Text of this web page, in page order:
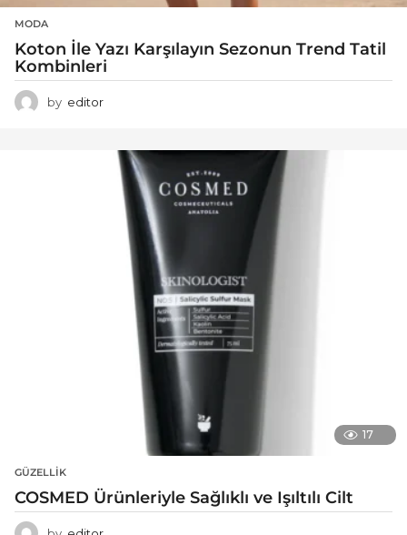
MODA
Koton İle Yazı Karşılayın Sezonun Trend Tatil
Kombinleri
by editor
17
GÜZELLIK
COSMED Ürünleriyle Sağlıklı ve Işıltılı Cilt